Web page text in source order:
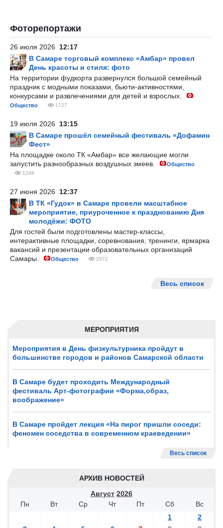
МЕРОПРИЯТИЯ
Мероприятия в День физкультурника пройдут в
большинстве городов и районов Самарской области
В Самаре будет проходить Международный
фестиваль Арт-фотографии «Форма,образ,
воображение»
В Самаре пройдет лекция «На пирог пришли соседи:
феномен соседства в современном краеведении»
Весь список
АРХИВ НОВОСТЕЙ
Август 2026
Пн
Вт Ср Чт Пт Сб
Вс
1
2
Фоторепортажи
26 июля 2026 12:17
В Самаре торговый комплекс «Амбар» провел
День красоты и стиля: фото
На территории фудкорта развернулся большой семейный
праздник с модными показами, бьюти-активностями,
конкурсами и развлечениями для детей и взрослых.
Общество 1727
19 июля 2026 13:15
В Самаре прошёл семейный фестиваль «Дофамин
Фест»
На площадке около ТК «Амбар» все желающие могли
запустить разнообразных воздушных змеев.
Общество
1248
27 июня 2026 12:37
В ТК «Гудок» в Самаре провели масштабное
мероприятие, приуроченное к празднованию Дня
молодёжи: ФОТО
Для гостей были подготовлены мастер-классы,
интерактивные площадки, соревнования, тренинги, ярмарка
вакансий и презентации образовательных организаций
Самары.
Общество 2972
Весь список